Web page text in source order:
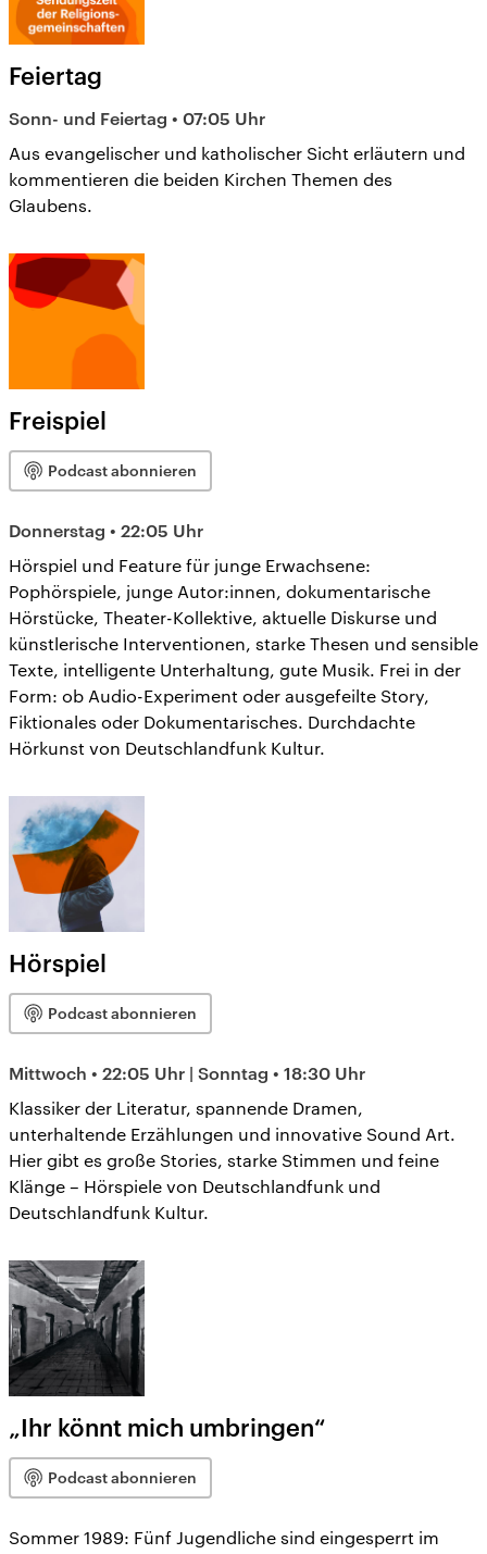
Feiertag
Sonn- und Feiertag • 07:05 Uhr
Aus evangelischer und katholischer Sicht erläutern und
kommentieren die beiden Kirchen Themen des
Glaubens.
Freispiel
Podcast abonnieren
Donnerstag • 22:05 Uhr
Hörspiel und Feature für junge Erwachsene:
Pophörspiele, junge Autor:innen, dokumentarische
Hörstücke, Theater-Kollektive, aktuelle Diskurse und
künstlerische Interventionen, starke Thesen und sensible
Texte, intelligente Unterhaltung, gute Musik. Frei in der
Form: ob Audio-Experiment oder ausgefeilte Story,
Fiktionales oder Dokumentarisches. Durchdachte
Hörkunst von Deutschlandfunk Kultur.
Hörspiel
Podcast abonnieren
Mittwoch • 22:05 Uhr | Sonntag • 18:30 Uhr
Klassiker der Literatur, spannende Dramen,
unterhaltende Erzählungen und innovative Sound Art.
Hier gibt es große Stories, starke Stimmen und feine
Klänge – Hörspiele von Deutschlandfunk und
Deutschlandfunk Kultur.
„Ihr könnt mich umbringen“
Podcast abonnieren
Sommer 1989: Fünf Jugendliche sind eingesperrt im